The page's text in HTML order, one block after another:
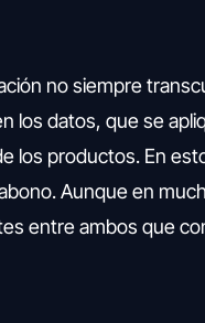
no siempre
los datos, que se
los productos. En
Aunque en
entre ambos que